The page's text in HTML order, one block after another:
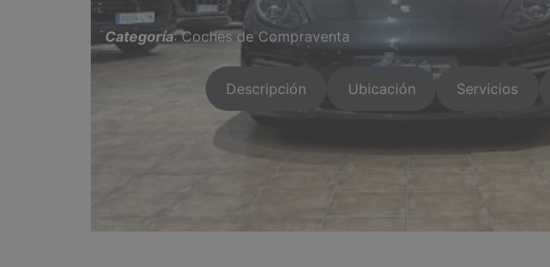
Categoría: Coches de Compraventa
Descripción Ubicación Servicios